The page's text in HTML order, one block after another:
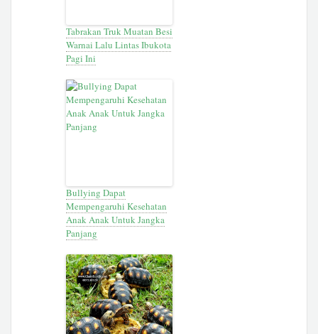
Tabrakan Truk Muatan Besi
Warnai Lalu Lintas Ibukota
Pagi Ini
Bullying Dapat
Mempengaruhi Kesehatan
Anak Anak Untuk Jangka
Panjang